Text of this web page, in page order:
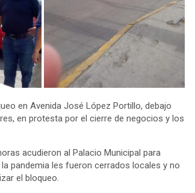
en Avenida José López Portillo, debajo
en protesta por el cierre de negocios y los
acudieron al Palacio Municipal para
pandemia les fueron cerrados locales y no
el bloqueo.